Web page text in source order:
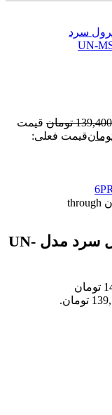
تومان قیمت
قیمت فعلی:
Price range: 9,800,000 تومان through
کولر گازی یونیوا ۲۴۰۰۰ اسکرول سرد مدل UN-
قیمت اصلی: 149,000,000 تومان